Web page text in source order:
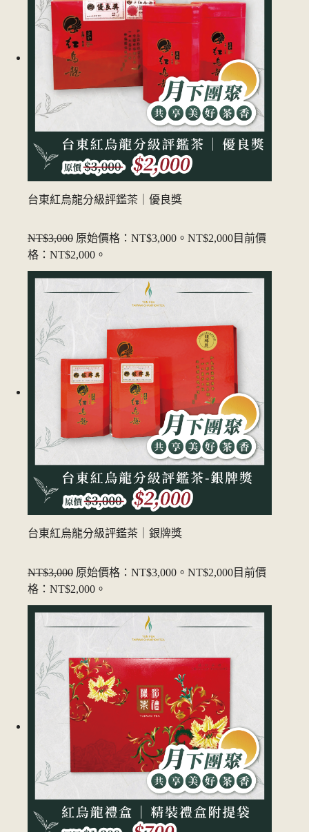
台東紅烏龍分級評鑑茶｜優良獎
NT$3,000 原始價格：NT$3,000。 NT$2,000目前價
格：NT$2,000。
台東紅烏龍分級評鑑茶｜銀牌獎
NT$3,000 原始價格：NT$3,000。 NT$2,000目前價
格：NT$2,000。